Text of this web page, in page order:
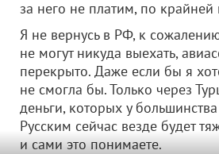
за него не платим, по крайней
Я не вернусь в РФ, к
не могут никуда выехать,
перекрыто. Даже если бы я
не смогла бы. Только через
деньги, которых у большинства
Русским сейчас везде будет
и сами это понимаете.